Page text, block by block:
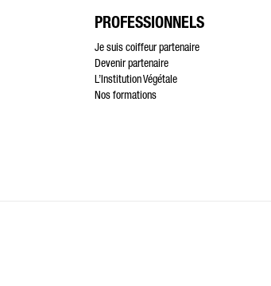
PROFESSIONNELS
Je suis coiffeur partenaire
Devenir partenaire
L’Institution Végétale
Nos formations